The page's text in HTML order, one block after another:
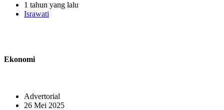
1 tahun yang lalu
Israwati
Ekonomi
Advertorial
26 Mei 2025